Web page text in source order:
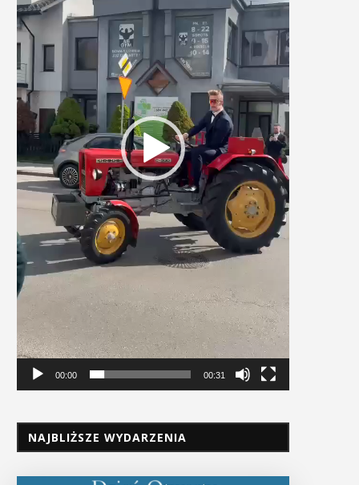
00:00 00:31
NAJBLIŻSZE WYDARZENIA